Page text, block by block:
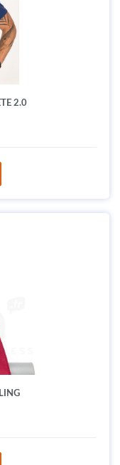
2.0